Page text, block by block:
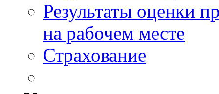
Результаты оценки
на рабочем месте
Страхование